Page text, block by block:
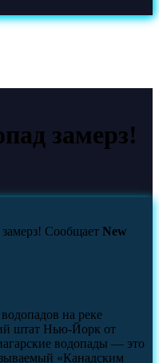
замерз!
Сообщает New
на реке
штат Нью-Йорк от
водопады — это
«Канадским